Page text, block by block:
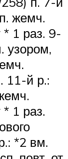
жемч.
* 1 раз. 9-
узором,
11-й р.:
* 1 раз.
*2 вм.